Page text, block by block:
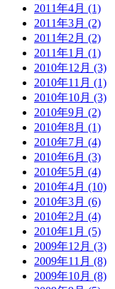
2011年4月 (1)
2011年3月 (2)
2011年2月 (2)
2011年1月 (1)
2010年12月 (3)
2010年11月 (1)
2010年10月 (3)
2010年9月 (2)
2010年8月 (1)
2010年7月 (4)
2010年6月 (3)
2010年5月 (4)
2010年4月 (10)
2010年3月 (6)
2010年2月 (4)
2010年1月 (5)
2009年12月 (3)
2009年11月 (8)
2009年10月 (8)